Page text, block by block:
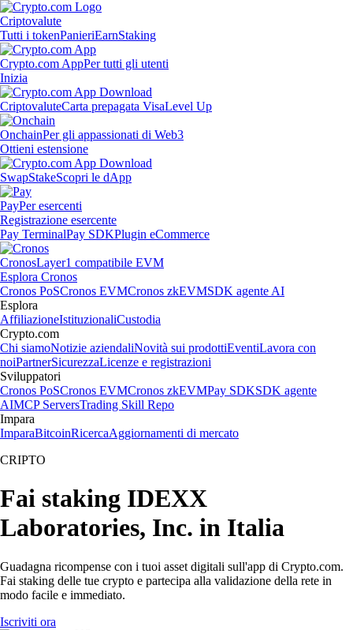
Criptovalute
Tutti i tokenPanieriEarnStaking
Crypto.com AppPer tutti gli utenti
Inizia
CriptovaluteCarta prepagata VisaLevel Up
OnchainPer gli appassionati di Web3
Ottieni estensione
SwapStakeScopri le dApp
PayPer esercenti
Registrazione esercente
Pay TerminalPay SDKPlugin eCommerce
CronosLayer1 compatibile EVM
Esplora Cronos
Cronos PoSCronos EVMCronos zkEVMSDK agente AI
Esplora
AffiliazioneIstituzionaliCustodia
Crypto.com
Chi siamoNotizie aziendaliNovità sui prodottiEventiLavora con
noiPartnerSicurezzaLicenze e registrazioni
Sviluppatori
Cronos PoSCronos EVMCronos zkEVMPay SDKSDK agente
AIMCP ServersTrading Skill Repo
Impara
ImparaBitcoinRicercaAggiornamenti di mercato
CRIPTO
Fai staking IDEXX
Laboratories, Inc. in Italia
Guadagna ricompense con i tuoi asset digitali sull'app di Crypto.com.
Fai staking delle tue crypto e partecipa alla validazione della rete in
modo facile e immediato.
Iscriviti ora